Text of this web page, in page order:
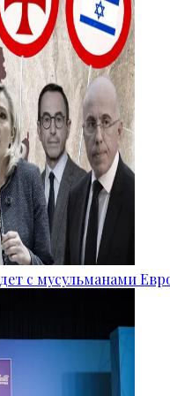
с мусульманами